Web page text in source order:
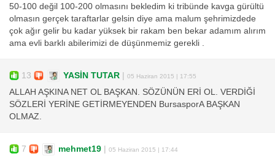
50-100 değil 100-200 olmasını bekledim ki tribünde kavga gürültü
olmasın gerçek taraftarlar gelsin diye ama malum şehrimizdede
çok ağır gelir bu kadar yüksek bir rakam ben bekar adamım alırım
ama evli barklı abilerimizi de düşünmemiz gerekli .
13 YASİN TUTAR 05 Haziran 2015 | 17:55
ALLAH AŞKINA NET OL BAŞKAN. SÖZÜNÜN ERİ OL. VERDİĞİ
SÖZLERİ YERİNE GETİRMEYENDEN BursasporA BAŞKAN
OLMAZ.
7 mehmet19 05 Haziran 2015 | 17:44